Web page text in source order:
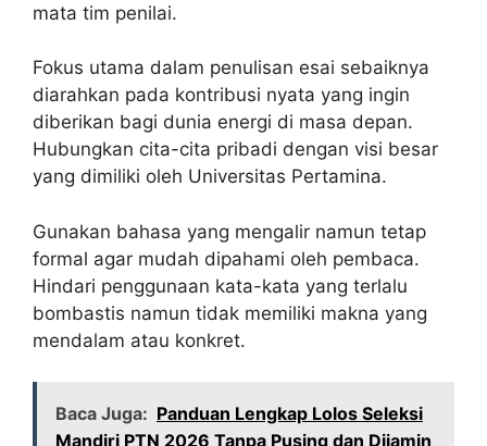
mata tim penilai.
Fokus utama dalam penulisan esai sebaiknya
diarahkan pada kontribusi nyata yang ingin
diberikan bagi dunia energi di masa depan.
Hubungkan cita-cita pribadi dengan visi besar
yang dimiliki oleh Universitas Pertamina.
Gunakan bahasa yang mengalir namun tetap
formal agar mudah dipahami oleh pembaca.
Hindari penggunaan kata-kata yang terlalu
bombastis namun tidak memiliki makna yang
mendalam atau konkret.
Baca Juga: Panduan Lengkap Lolos Seleksi
Mandiri PTN 2026 Tanpa Pusing dan Dijamin